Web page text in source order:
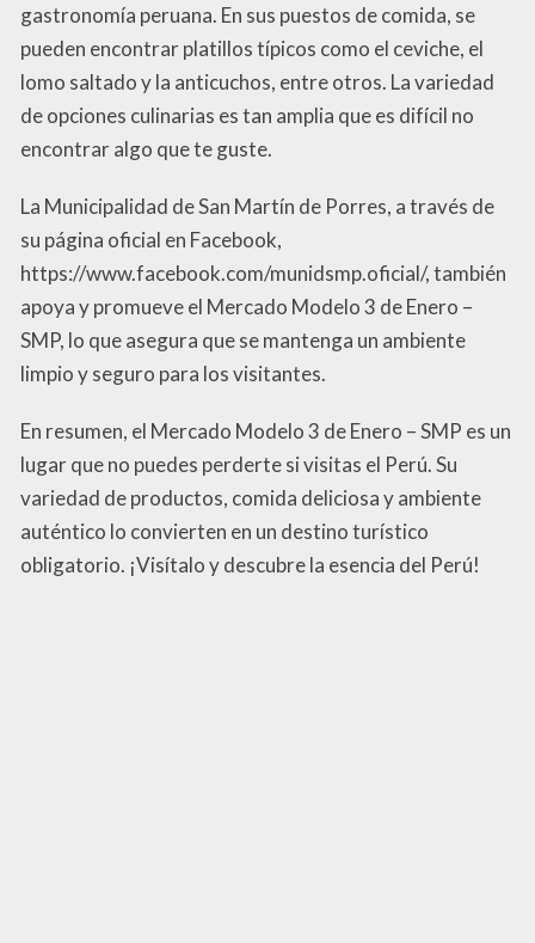
gastronomía peruana. En sus puestos de comida, se
pueden encontrar platillos típicos como el ceviche, el
lomo saltado y la anticuchos, entre otros. La variedad
de opciones culinarias es tan amplia que es difícil no
encontrar algo que te guste.
La Municipalidad de San Martín de Porres, a través de
su página oficial en Facebook,
https://www.facebook.com/munidsmp.oficial/, también
apoya y promueve el Mercado Modelo 3 de Enero –
SMP, lo que asegura que se mantenga un ambiente
limpio y seguro para los visitantes.
En resumen, el Mercado Modelo 3 de Enero – SMP es un
lugar que no puedes perderte si visitas el Perú. Su
variedad de productos, comida deliciosa y ambiente
auténtico lo convierten en un destino turístico
obligatorio. ¡Visítalo y descubre la esencia del Perú!